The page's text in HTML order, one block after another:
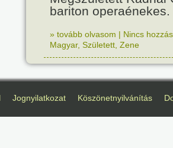
bariton operaénekes.
» tovább olvasom | Nincs
Magyar, Született Zene
Jognyilatkozat Köszönetnyilvánítás